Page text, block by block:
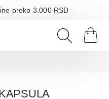
preko 3.000 RSD